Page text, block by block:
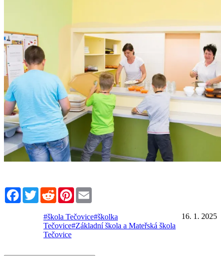
FacebookTwitterRedditPinterest
16. 1. 2025
#škola Tečovice#školka
Tečovice#Základní škola a Mateřská škola
Tečovice